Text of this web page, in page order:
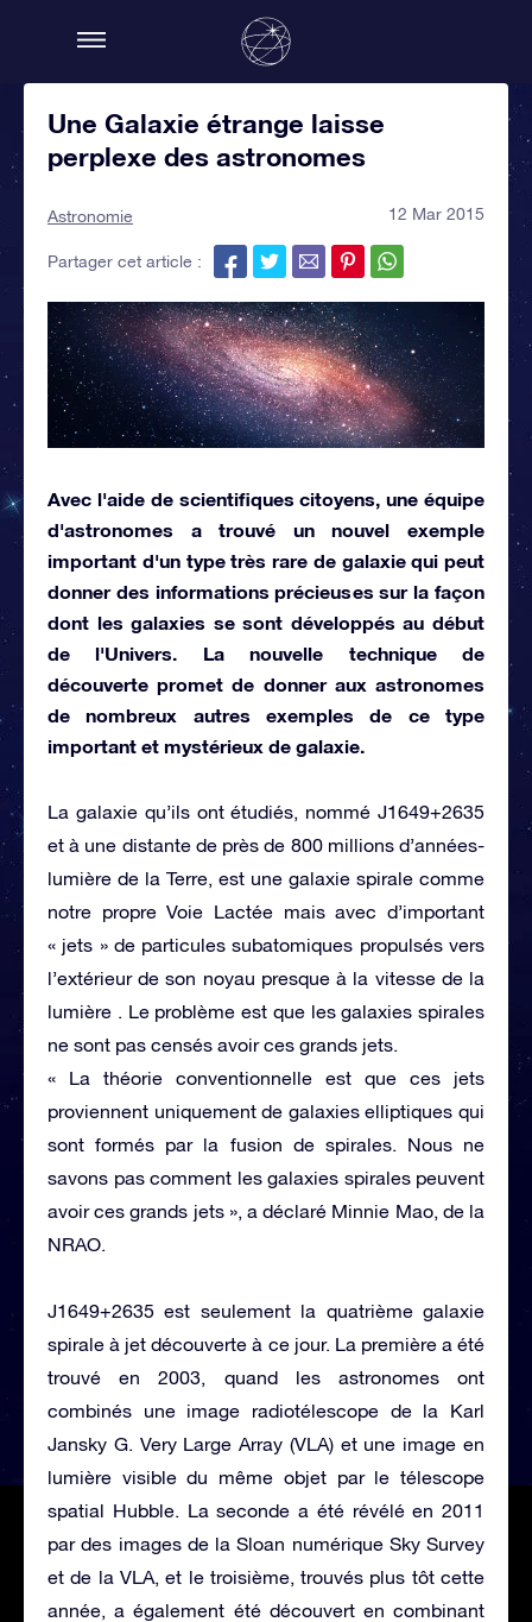
Une Galaxie étrange laisse
perplexe des astronomes
Astronomie 12 Mar 2015
Partager cet article :
Avec l'aide de scientifiques citoyens, une équipe
d'astronomes a trouvé un nouvel exemple
important d'un type très rare de galaxie qui peut
donner des informations précieuses sur la façon
dont les galaxies se sont développés au début
de l'Univers. La nouvelle technique de
découverte promet de donner aux astronomes
de nombreux autres exemples de ce type
important et mystérieux de galaxie.
La galaxie qu’ils ont étudiés, nommé J1649+2635
et à une distante de près de 800 millions d’années-
lumière de la Terre, est une galaxie spirale comme
notre propre Voie Lactée mais avec d’important
« jets » de particules subatomiques propulsés vers
l’extérieur de son noyau presque à la vitesse de la
lumière . Le problème est que les galaxies spirales
ne sont pas censés avoir ces grands jets.
« La théorie conventionnelle est que ces jets
proviennent uniquement de galaxies elliptiques qui
sont formés par la fusion de spirales. Nous ne
savons pas comment les galaxies spirales peuvent
avoir ces grands jets », a déclaré Minnie Mao, de la
NRAO.
J1649+2635 est seulement la quatrième galaxie
spirale à jet découverte à ce jour. La première a été
trouvé en 2003, quand les astronomes ont
combinés une image radiotélescope de la Karl
Jansky G. Very Large Array (VLA) et une image en
lumière visible du même objet par le télescope
spatial Hubble. La seconde a été révélé en 2011
par des images de la Sloan numérique Sky Survey
et de la VLA, et le troisième, trouvés plus tôt cette
année, a également été découvert en combinant